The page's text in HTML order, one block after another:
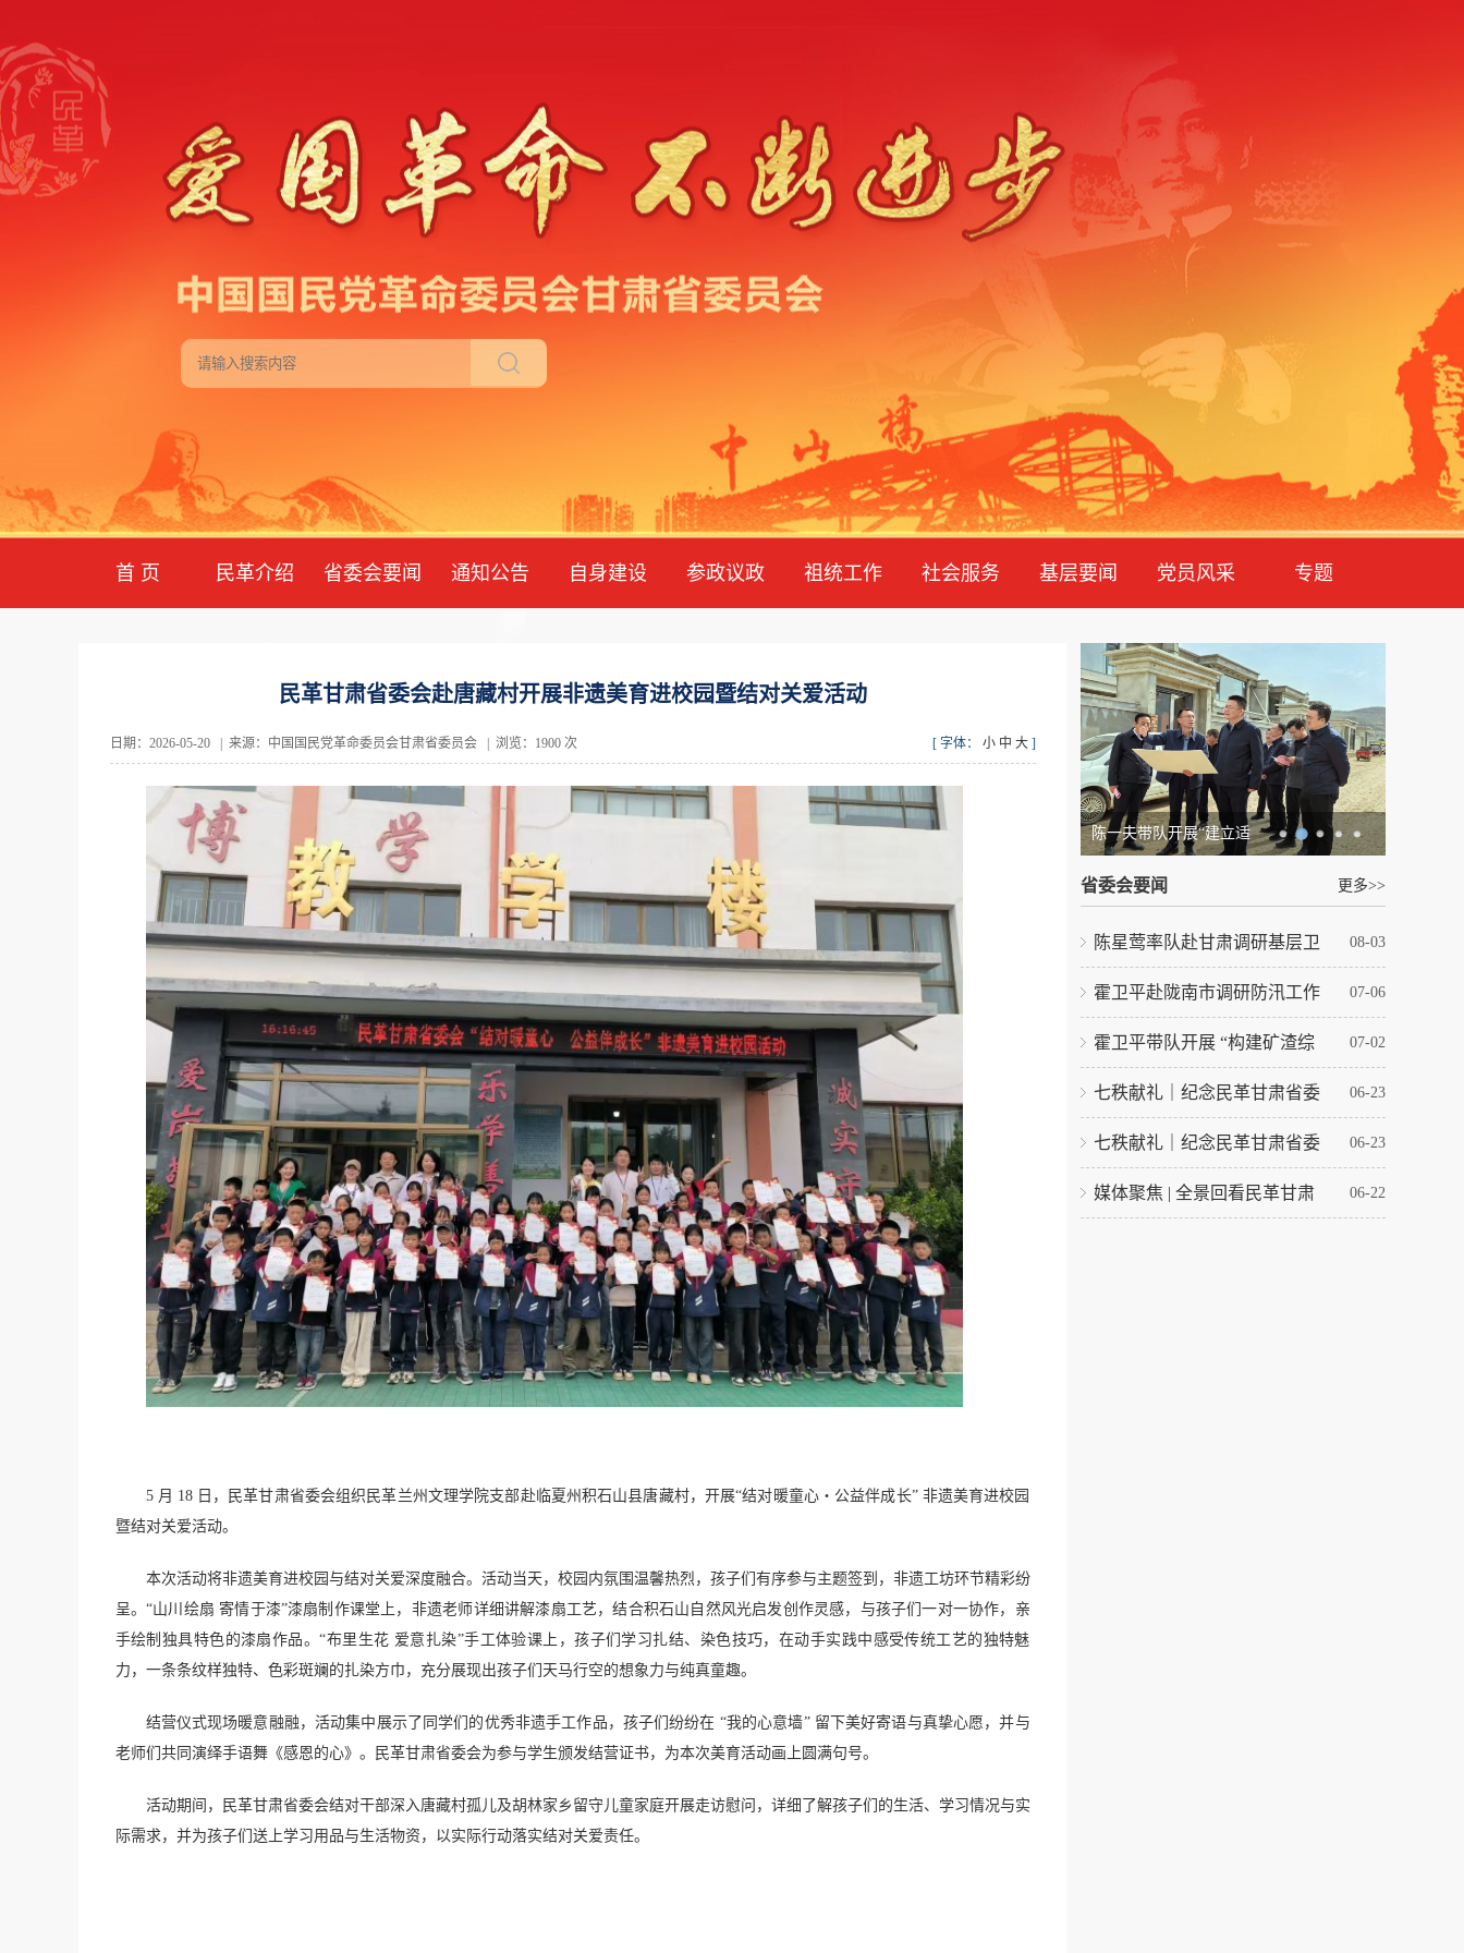
首 页 民革介绍 省委会要闻 通知公告 自身建设 参政议政 祖统工作 社会服务 基层要闻 党员风采 专题
民革甘肃省委会赴唐藏村开展非遗美育进校园暨结对关爱活动
日期：2026-05-20 | 来源：中国国民党革命委员会甘肃省委员会 | 浏览：1900 次 [ 字体： 小 中 大]
5 月 18 日，民革甘肃省委会组织民革兰州文理学院支部赴临夏州积石山县唐藏村，开展“结对暖童心・公益伴成长” 非遗美育进校园
暨结对关爱活动。
本次活动将非遗美育进校园与结对关爱深度融合。活动当天，校园内氛围温馨热烈，孩子们有序参与主题签到，非遗工坊环节精彩纷
呈。“山川绘扇 寄情于漆”漆扇制作课堂上，非遗老师详细讲解漆扇工艺，结合积石山自然风光启发创作灵感，与孩子们一对一协作，亲
手绘制独具特色的漆扇作品。“布里生花 爱意扎染”手工体验课上，孩子们学习扎结、染色技巧，在动手实践中感受传统工艺的独特魅
力，一条条纹样独特、色彩斑斓的扎染方巾，充分展现出孩子们天马行空的想象力与纯真童趣。
结营仪式现场暖意融融，活动集中展示了同学们的优秀非遗手工作品，孩子们纷纷在 “我的心意墙” 留下美好寄语与真挚心愿，并与
老师们共同演绎手语舞《感恩的心》。民革甘肃省委会为参与学生颁发结营证书，为本次美育活动画上圆满句号。
活动期间，民革甘肃省委会结对干部深入唐藏村孤儿及胡林家乡留守儿童家庭开展走访慰问，详细了解孩子们的生活、学习情况与实
际需求，并为孩子们送上学习用品与生活物资，以实际行动落实结对关爱责任。
陈一夫带队开展“建立适
省委会要闻 更多>>
陈星莺率队赴甘肃调研基层卫 08-03
霍卫平赴陇南市调研防汛工作 07-06
霍卫平带队开展 “构建矿渣综 07-02
七秩献礼｜纪念民革甘肃省委 06-23
七秩献礼｜纪念民革甘肃省委 06-23
媒体聚焦 | 全景回看民革甘肃 06-22